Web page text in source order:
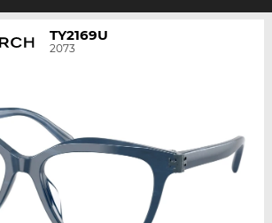
TY2169U
2073